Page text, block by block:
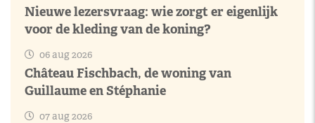
Nieuwe lezersvraag: wie zorgt er eigenlijk
voor de kleding van de koning?
06 aug 2026
Château Fischbach, de woning van
Guillaume en Stéphanie
07 aug 2026